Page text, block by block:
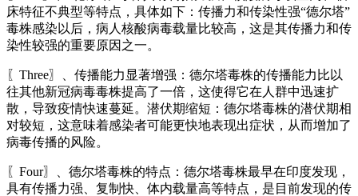
床特征不典型等特点，具体如下：传播力和传染性强“德尔塔”
毒株感染以后，病人核酸病毒载量比较高，这是其传播力和传
染性较强的重要原因之一。
〖Three〗、传播能力显著增强：德尔塔毒株的传播能力比以
往其他新冠病毒毒株提高了一倍，这使得它在人群中迅速扩
散，导致疫情快速蔓延。潜伏期缩短：德尔塔毒株的潜伏期相
对较短，这意味着感染者可能更快地表现出症状，从而增加了
病毒传播的风险。
〖Four〗、德尔塔毒株的特点：德尔塔毒株最早在印度发现，
具有传播力强、复制快、体内载量高等特点，是目前发现的传